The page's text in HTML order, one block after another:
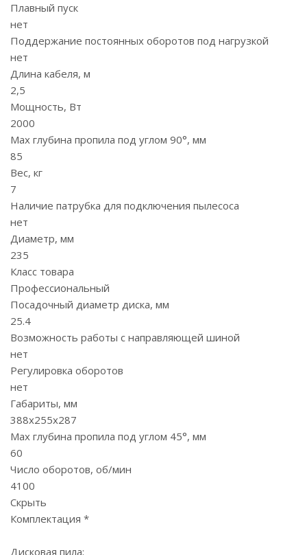
Плавный пуск
нет
Поддержание постоянных оборотов под нагрузкой
нет
Длина кабеля, м
2,5
Мощность, Вт
2000
Max глубина пропила под углом 90°, мм
85
Вес, кг
7
Наличие патрубка для подключения пылесоса
нет
Диаметр, мм
235
Класс товара
Профессиональный
Посадочный диаметр диска, мм
25.4
Возможность работы с направляющей шиной
нет
Регулировка оборотов
нет
Габариты, мм
388х255х287
Max глубина пропила под углом 45°, мм
60
Число оборотов, об/мин
4100
Скрыть
Комплектация *
Дисковая пила;